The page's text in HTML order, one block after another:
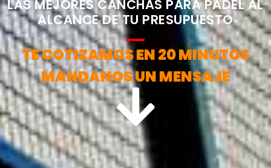
LAS MEJORES CANCHAS PARA PÁDEL AL
ALCANCE DE TU PRESUPUESTO
TE COTIZAMOS EN 20 MINUTOS
MANDANOS UN MENSAJE